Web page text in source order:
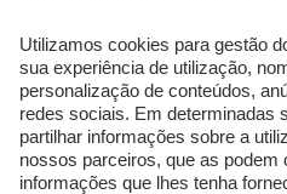
Sérum de Rosto
Body mist & Spray
corporal
Produtos para Cabelo
Homem